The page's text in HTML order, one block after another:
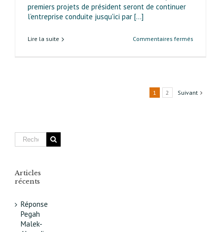
premiers projets de président seront de continuer
l’entreprise conduite jusqu'ici par [...]
Lire la suite Commentaires fermés
1 2 Suivant
Articles
récents
Réponse
Pegah
Malek-